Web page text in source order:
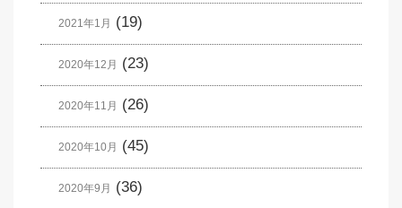
2021年1月 (19)
2020年12月 (23)
2020年11月 (26)
2020年10月 (45)
2020年9月 (36)